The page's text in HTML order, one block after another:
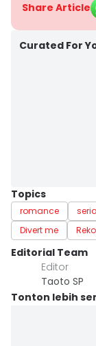
Share Article
Curated For
Topics
romance
Divert me
Editorial Team
Editor
Taoto SP
Tonton lebih